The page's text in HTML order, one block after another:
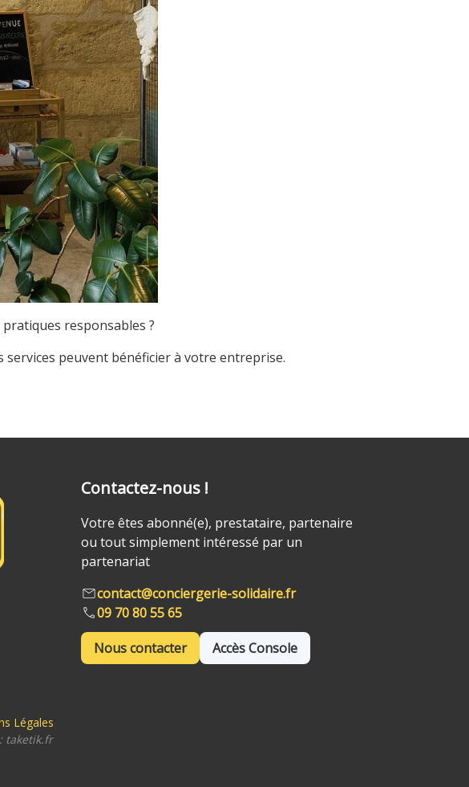
responsables ?
peuvent bénéficier à votre entreprise.
Contactez-nous !
Votre êtes abonné(e), prestataire, partenaire
ou tout simplement intéressé par un
partenariat
contact@conciergerie-solidaire.fr
09 70 80 55 65
Nous contacter
Accès Console
Légales
taketik.fr